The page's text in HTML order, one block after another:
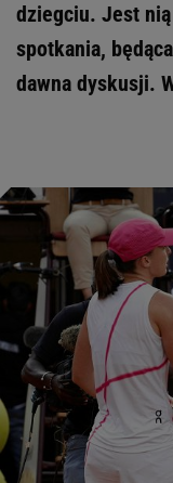
dziegciu. Jest
spotkania,
dawna dyskusji.